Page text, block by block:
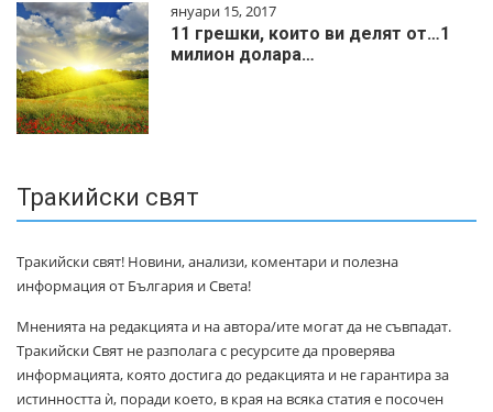
януари 15, 2017
11 грешки, които ви делят от…1
милиoн дoлapa…
Тракийски свят
Тракийски свят! Новини, анализи, коментари и полезна
информация от България и Света!
Мненията на редакцията и на автора/ите могат да не съвпадат.
Тракийски Свят не разполага с ресурсите да проверява
информацията, която достига до редакцията и не гарантира за
истинността ѝ, поради което, в края на всяка статия е посочен